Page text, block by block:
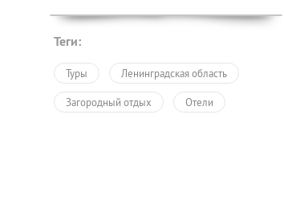
Теги:
Туры Ленинградская область
Загородный отдых Отели